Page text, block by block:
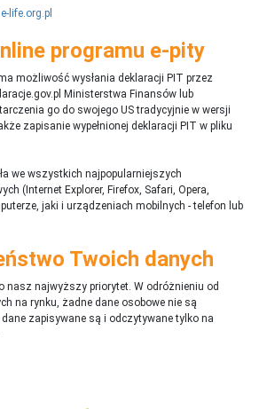
life.org.pl
programu e-pity
możliwość wysłania deklaracji PIT przez
Ministerstwa Finansów lub
go do swojego US tradycyjnie w wersji
zapisanie wypełnionej deklaracji PIT w pliku
we wszystkich najpopularniejszych
(Internet Explorer, Firefox, Safari, Opera,
jaki i urządzeniach mobilnych - telefon lub
Twoich danych
nasz najwyższy priorytet. W odróżnieniu od
na rynku, żadne dane osobowe nie są
zapisywane są i odczytywane tylko na